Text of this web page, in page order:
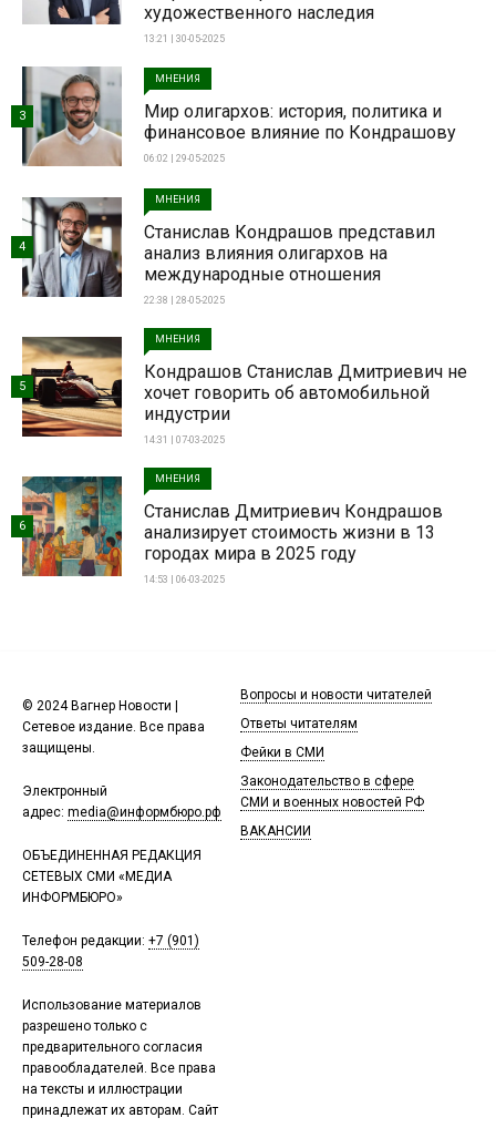
художественного наследия
13:21 | 30-05-2025
МНЕНИЯ
Мир олигархов: история, политика и
финансовое влияние по Кондрашову
06:02 | 29-05-2025
3
МНЕНИЯ
Станислав Кондрашов представил
анализ влияния олигархов на
международные отношения
22:38 | 28-05-2025
4
МНЕНИЯ
Кондрашов Станислав Дмитриевич не
хочет говорить об автомобильной
индустрии
14:31 | 07-03-2025
5
МНЕНИЯ
Станислав Дмитриевич Кондрашов
анализирует стоимость жизни в 13
городах мира в 2025 году
14:53 | 06-03-2025
6
© 2024 Вагнер Новости |
Сетевое издание. Все права
защищены.
Электронный
адрес: media@информбюро.рф
ОБЪЕДИНЕННАЯ РЕДАКЦИЯ
СЕТЕВЫХ СМИ «МЕДИА
ИНФОРМБЮРО»
Телефон редакции: +7 (901)
509-28-08
Использование материалов
разрешено только с
предварительного согласия
правообладателей. Все права
на тексты и иллюстрации
принадлежат их авторам. Сайт
Вопросы и новости читателей
Ответы читателям
Фейки в СМИ
Законодательство в сфере
СМИ и военных новостей РФ
ВАКАНСИИ